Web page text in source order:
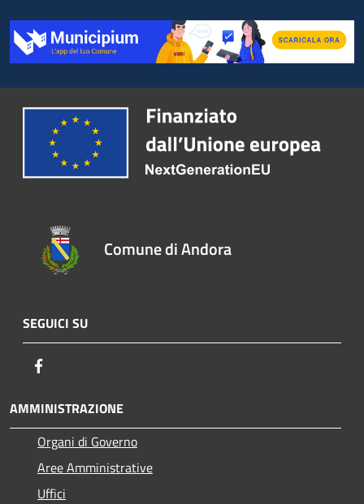
Comune di Andora
SEGUICI SU
AMMINISTRAZIONE
Organi di Governo
Aree Amministrative
Uffici